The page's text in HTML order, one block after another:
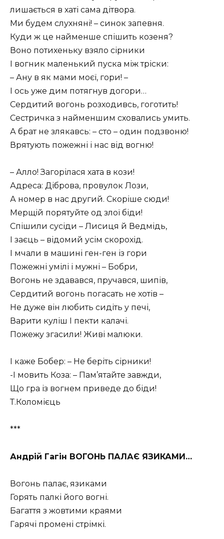
лишається в хаті сама дітвора.
Ми будем слухняні! – синок запевня.
Куди ж це найменше спішить козеня?
Воно потихеньку взяло сірники
І вогник маленький пуска між тріски:
– Ану в як мами моєї, гори! –
І ось уже дим потягнув догори…
Сердитий вогонь розходивсь, гоготить!
Сестричка з найменшим сховались умить.
А брат не злякавсь: – сто – один подзвоню!
Врятують пожежні і нас від вогню!
– Алло! Загорілася хата в кози!
Адреса: Діброва, провулок Лози,
А номер в нас другий. Скоріше сюди!
Мерщій порятуйте од злої біди!
Спішили сусіди – Лисиця й Ведмідь,
І заєць – відомий усім скорохід.
І мчали в машині ген-ген із гори
Пожежні умілі і мужні – Бобри,
Вогонь не здавався, пручався, шипів,
Сердитий вогонь погасать не хотів –
Не дуже він любить сидіть у печі,
Варити куліш І пекти калачі.
Пожежу згасили! Живі малюки.
І каже Бобер: – Не беріть сірники!
-І мовить Коза: – Пам’ятайте завжди,
Що гра із вогнем приведе до біди!
Т.Коломієць
***
Андрій Гагін ВОГОНЬ ПАЛАЄ ЯЗИКАМИ…
Вогонь палає, язиками
Горять палкі його вогні.
Багаття з жовтими краями
Гарячі промені стрімкі.